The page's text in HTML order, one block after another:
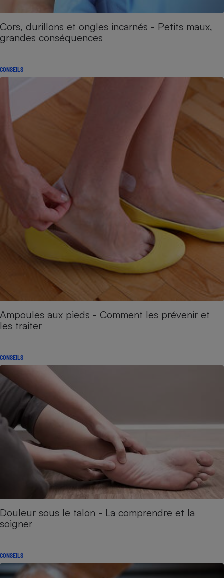
Cors, durillons et ongles incarnés - Petits maux,
grandes conséquences
CONSEILS
Ampoules aux pieds - Comment les prévenir et
les traiter
CONSEILS
Douleur sous le talon - La comprendre et la
soigner
CONSEILS